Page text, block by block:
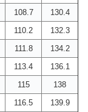
108.7
130.4
110.2
132.3
111.8
134.2
113.4
136.1
115
138
116.5
139.9